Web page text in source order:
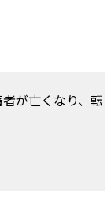
が亡くなり、転